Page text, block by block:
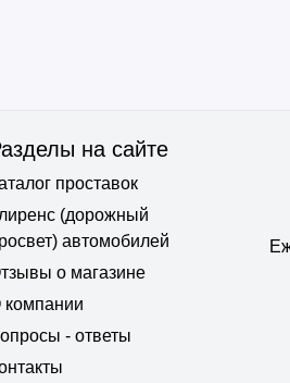
на сайте
проставок
(дорожный
автомобилей
о магазине
- ответы